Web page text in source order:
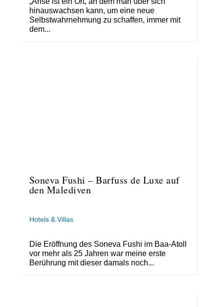
hinauswachsen kann, um eine neue
Selbstwahrnehmung zu schaffen, immer mit
dem...
Soneva Fushi – Barfuss de Luxe auf
den Malediven
Hotels & Villas
Die Eröffnung des Soneva Fushi im Baa-Atoll
vor mehr als 25 Jahren war meine erste
Berührung mit dieser damals noch...